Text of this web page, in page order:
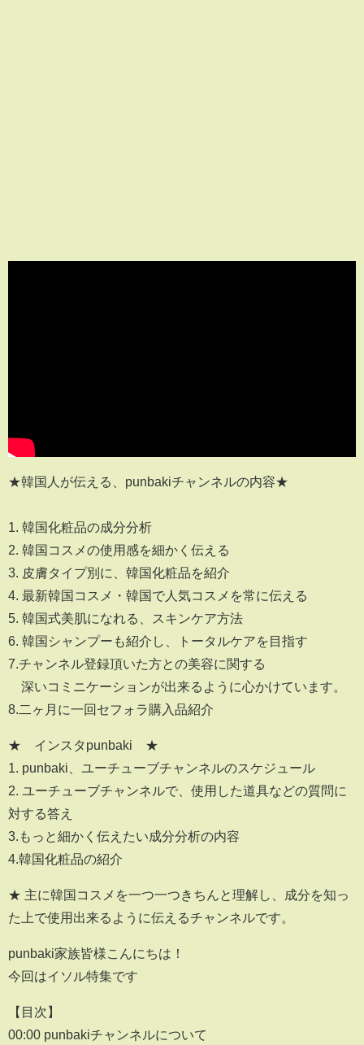
★韓国人が伝える、punbakiチャンネルの内容★
1. 韓国化粧品の成分分析
2. 韓国コスメの使用感を細かく伝える
3. 皮膚タイプ別に、韓国化粧品を紹介
4. 最新韓国コスメ・韓国で人気コスメを常に伝える
5. 韓国式美肌になれる、スキンケア方法
6. 韓国シャンプーも紹介し、トータルケアを目指す
7.チャンネル登録頂いた方との美容に関する
深いコミニケーションが出来るように心かけています。
8.二ヶ月に一回セフォラ購入品紹介
★ インスタpunbaki ★
1. punbaki、ユーチューブチャンネルのスケジュール
2. ユーチューブチャンネルで、使用した道具などの質問に
対する答え
3.もっと細かく伝えたい成分分析の内容
4.韓国化粧品の紹介
★ 主に韓国コスメを一つ一つきちんと理解し、成分を知っ
た上で使用出来るように伝えるチャンネルです。
punbaki家族皆様こんにちは！
今回はイソル特集です
【目次】
00:00 punbakiチャンネルについて